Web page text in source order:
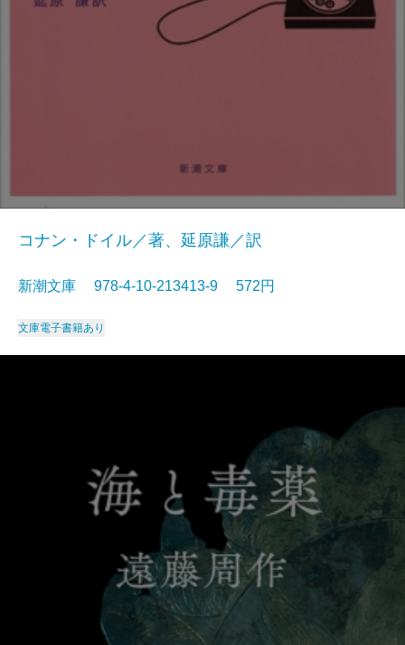
コナン・ドイル／著、延原謙／訳
新潮文庫 978-4-10-213413-9 572円
文庫電子書籍あり